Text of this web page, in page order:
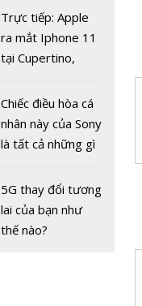
ngừng nhận đặt
hàng của Huawei
sau lệnh siết xuất
tranh cãi về nguồn
gốc
Trực tiếp: Apple
ra mắt Iphone 11
tại Cupertino,
Chiếc điều hòa cá
nhân này của Sony
là tất cả những gì
sót qua mùa hè
nóng nực
5G thay đổi tương
lai của bạn như
thế nào?